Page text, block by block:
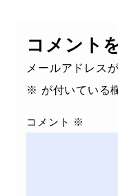
コメント
メールアドレス
※ が付いている
コメント ※